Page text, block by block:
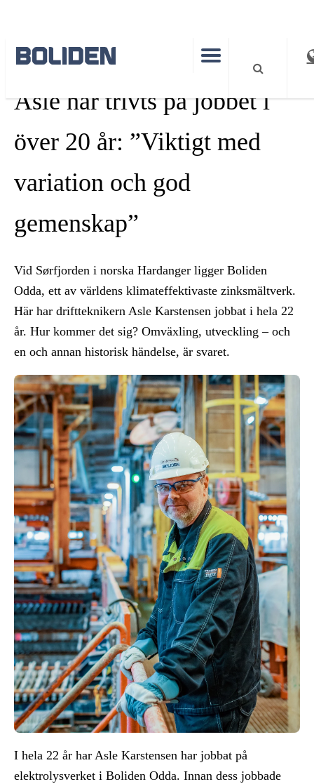
PEOPLE
Asle har trivts på jobbet i
över 20 år: ”Viktigt med
variation och god
gemenskap”
Vid Sørfjorden i norska Hardanger ligger Boliden
Odda, ett av världens klimateffektivaste zinksmältverk.
Här har driftteknikern Asle Karstensen jobbat i hela 22
år. Hur kommer det sig? Omväxling, utveckling – och
en och annan historisk händelse, är svaret.
I hela 22 år har Asle Karstensen har jobbat på
elektrolysverket i Boliden Odda. Innan dess jobbade